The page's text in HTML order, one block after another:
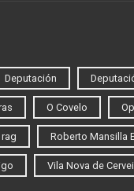
Deputación
O Covelo
rag Roberto Mansilla
Vila Nova de